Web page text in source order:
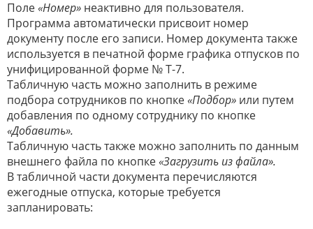
Поле«Номер» неактивно для пользователя.
Программа автоматически присвоит номер
документу после его записи. Номер документа также
используется в печатной форме графика отпусков по
унифицированной форме № Т-7.
Табличную часть можно заполнить в режиме
подбора сотрудников по кнопке«Подбор» или путем
добавления по одному сотруднику по кнопке
«Добавить».
Табличную часть также можно заполнить по данным
внешнего файла по кнопке«Загрузить из файла».
В табличной части документа перечисляются
ежегодные отпуска, которые требуется
запланировать: